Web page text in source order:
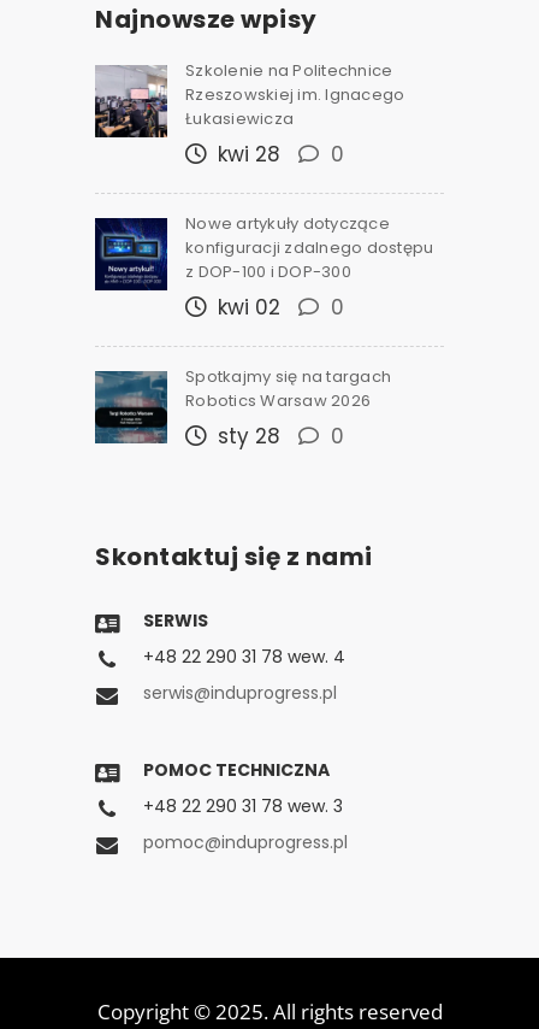
Najnowsze wpisy
Szkolenie na Politechnice
Rzeszowskiej im. Ignacego
Łukasiewicza
kwi 28 0
Nowe artykuły dotyczące
konfiguracji zdalnego dostępu
z DOP-100 i DOP-300
kwi 02 0
Spotkajmy się na targach
Robotics Warsaw 2026
sty 28 0
Skontaktuj się z nami
SERWIS
+48 22 290 31 78 wew. 4
serwis@induprogress.pl
POMOC TECHNICZNA
+48 22 290 31 78 wew. 3
pomoc@induprogress.pl
Copyright © 2025. All rights reserved